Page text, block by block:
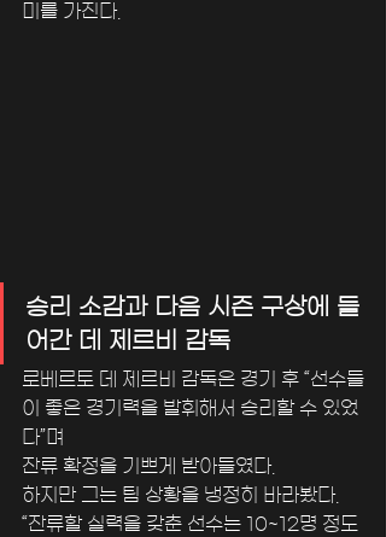
미를 가진다.
승리 소감과 다음 시즌 구상에 들
어간 데 제르비 감독
로베르토 데 제르비 감독은 경기 후 “선수들
이 좋은 경기력을 발휘해서 승리할 수 있었
다”며
잔류 확정을 기쁘게 받아들였다.
하지만 그는 팀 상황을 냉정히 바라봤다.
“잔류할 실력을 갖춘 선수는 10~12명 정도